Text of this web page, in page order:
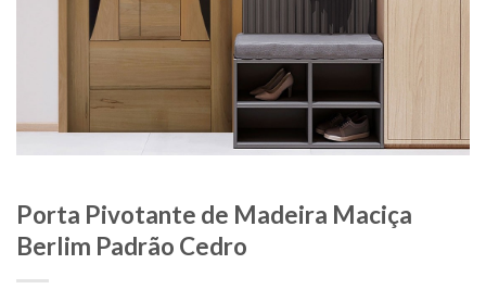
Porta Pivotante de Madeira Maciça
Berlim Padrão Cedro